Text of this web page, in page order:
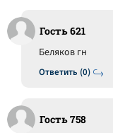
Гость 621
Ответить (0)
Беляков гн
Гость 758